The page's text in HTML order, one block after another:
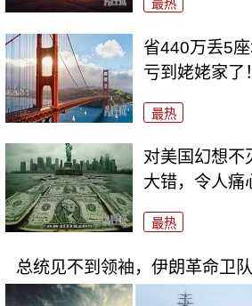
最热
省440万丢5
亏到姥姥家了！
最热
对美国幻想不
大错，令人痛
最热
总统见不到领袖，伊朗革命卫